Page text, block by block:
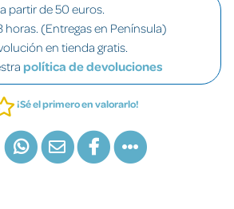
partir de 50 euros.
horas. (Entregas en Península)
en tienda gratis.
política de devoluciones
¡Sé el primero en valorarlo!